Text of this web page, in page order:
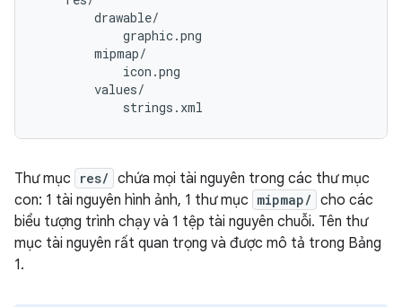
        drawable/
            graphic.png
        mipmap/
            icon.png
        values/
Thư mục res/ chứa mọi tài nguyên trong các thư mục
con: 1 tài nguyên hình ảnh, 1 thư mục mipmap/ cho các
biểu tượng trình chạy và 1 tệp tài nguyên chuỗi. Tên thư
mục tài nguyên rất quan trọng và được mô tả trong Bảng
1.